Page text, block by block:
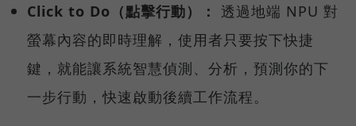
Click to Do（點擊行動）： 透過地端 NPU 對
螢幕內容的即時理解，使用者只要按下快捷
鍵，就能讓系統智慧偵測、分析，預測你的下
一步行動，快速啟動後續工作流程。